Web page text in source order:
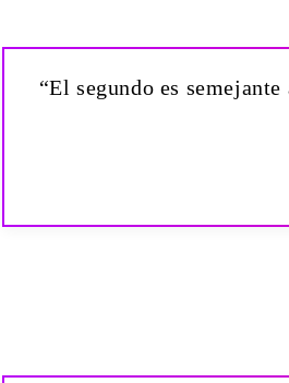
“El segundo es